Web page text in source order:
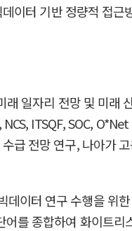
이터 기반 정량적 접근
일자리 전망 및 미래
ITSQF, SOC,
급 전망 연구, 나아가
이터 연구 수행을 위
를 종합하여 화이트리